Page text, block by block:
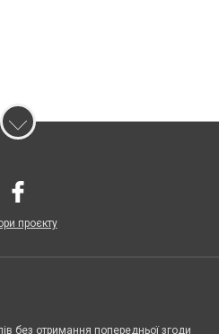
проєкту
без отримання попередньої згоди